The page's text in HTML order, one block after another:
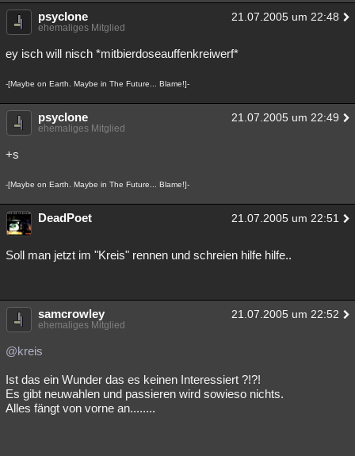
psyclone 21.07.2005 um 22:48
ehemaliges Mitglied
ey isch will nisch *mitbierdoseauffenkreiwerf*
-[Maybe on Earth. Maybe in The Future... Blame!]-
psyclone 21.07.2005 um 22:49
ehemaliges Mitglied
+s
-[Maybe on Earth. Maybe in The Future... Blame!]-
DeadPoet 21.07.2005 um 22:51
Soll man jetzt im "Kreis" rennen und schreien hilfe hilfe..
samcrowley 21.07.2005 um 22:52
ehemaliges Mitglied
@kreis
Ist das ein Wunder das es keinen Interessiert ?!?!
Es gibt neuwahlen und passieren wird sowieso nichts.
Alles fängt von vorne an........